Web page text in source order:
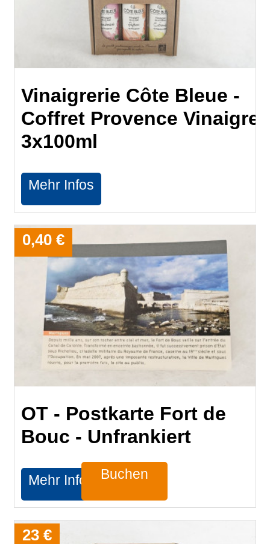
Vinaigrerie Côte Bleue -
Coffret Provence Vinaigre
3x100ml
Mehr Infos
OT - Postkarte Fort de
Bouc - Unfrankiert
0,40 €
Mehr Infos Buchen
23 €